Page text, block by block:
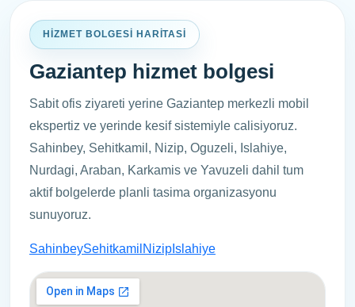
HIZMET BOLGESI HARITASI
Gaziantep hizmet bolgesi
Sabit ofis ziyareti yerine Gaziantep merkezli mobil
ekspertiz ve yerinde kesif sistemiyle calisiyoruz.
Sahinbey, Sehitkamil, Nizip, Oguzeli, Islahiye,
Nurdagi, Araban, Karkamis ve Yavuzeli dahil tum
aktif bolgelerde planli tasima organizasyonu
sunuyoruz.
SahinbeySehitkamil Nizip Islahiye